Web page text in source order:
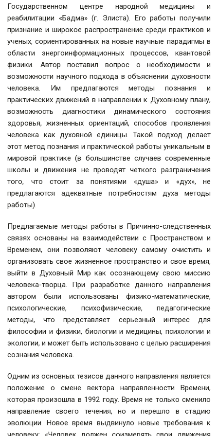
Государственном центре народной медицины и
реабилитации «Бадма» (г. Элиста). Его работы получили
признание и широкое распространение среди практиков и
ученых, сориентированных на новые научные парадигмы в
области энергоинформационных процессов, квантовой
физики. Автор поставил вопрос о необходимости и
возможности научного подхода в объяснении духовности
человека. Им предлагаются методы познания и
практических движений в направлении к Духовному плану,
возможность диагностики динамического состояния
здоровья, жизненных ориентаций, способов проявления
человека как духовной единицы. Такой подход делает
этот метод познания и практической работы уникальным в
мировой практике (в большинстве случаев современные
школы и движения не проводят четкого разграничения
того, что стоит за понятиями «душа» и «дух», не
предлагаются адекватные потребностям духа методы
работы).
Предлагаемые методы работы в Причинно-следственных
связях основаны на взаимодействии с Пространством и
Временем, они позволяют человеку самому очистить и
организовать свое жизненное пространство и свое время,
выйти в Духовный Мир как осознающему свою миссию
человека-творца. При разработке данного направления
автором были использованы физико-математические,
психологические, психофизические, педагогические
методы, что представляет серьезный интерес для
философии и физики, биологии и медицины, психологии и
экологии, и может быть использовано с целью расширения
сознания человека.
Одним из основных тезисов данного направления является
положение о смене вектора направленности Времени,
которая произошла в 1992 году. Время не только сменило
направление своего течения, но и перешло в стадию
эволюции. Новое время выдвинуло новые требования к